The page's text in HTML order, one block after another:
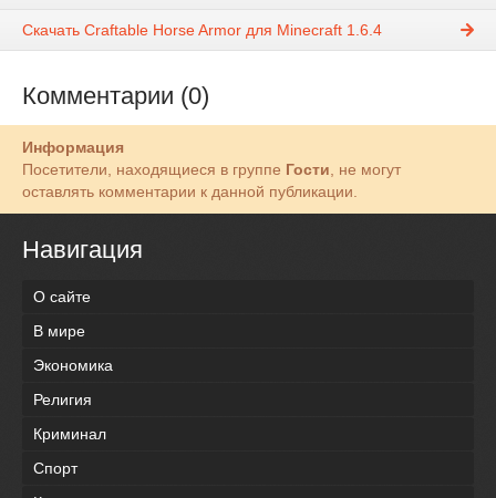
Скачать Craftable Horse Armor для Minecraft 1.6.4
Комментарии (0)
Информация
Посетители, находящиеся в группе Гости, не могут
оставлять комментарии к данной публикации.
Навигация
О сайте
В мире
Экономика
Религия
Криминал
Спорт